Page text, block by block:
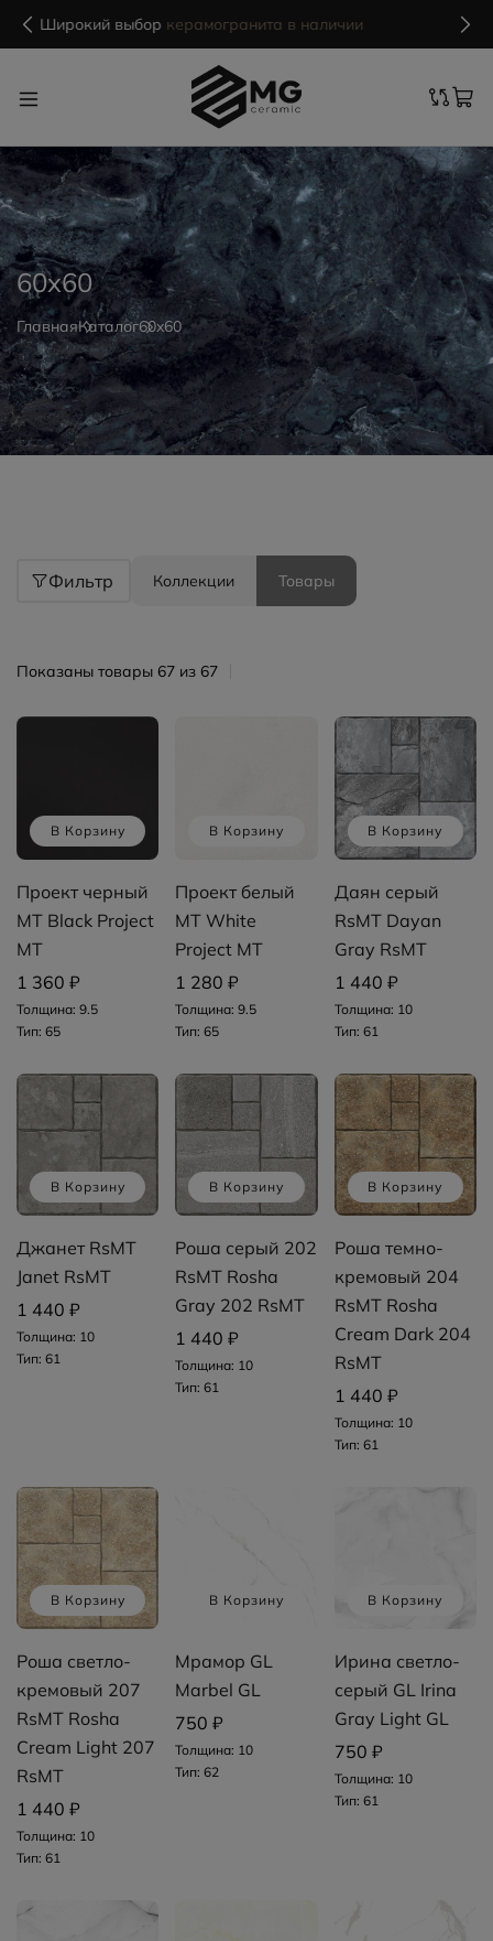
MG Ceramic- делаем красиво надолго
60x60
ГлавнаяКаталог60x60
Фильтр Коллекции Товары
Показаны товары 67 из 67
В Корзину
Проект черный
MT Black Project
MT
1 360 ₽
Толщина: 9.5
Тип: 65
В Корзину
Проект белый
MT White
Project MT
1 280 ₽
Толщина: 9.5
Тип: 65
В Корзину
Даян серый
RsMT Dayan
Gray RsMT
1 440 ₽
Толщина: 10
Тип: 61
В Корзину
Джанет RsMT
Janet RsMT
1 440 ₽
Толщина: 10
Тип: 61
В Корзину
Роша серый 202
RsMT Rosha
Gray 202 RsMT
1 440 ₽
Толщина: 10
Тип: 61
В Корзину
Роша темно-
кремовый 204
RsMT Rosha
Cream Dark 204
RsMT
1 440 ₽
Толщина: 10
Тип: 61
В Корзину
Роша светло-
кремовый 207
RsMT Rosha
Cream Light 207
RsMT
1 440 ₽
Толщина: 10
Тип: 61
В Корзину
Мрамор GL
Marbel GL
750 ₽
Толщина: 10
Тип: 62
В Корзину
Ирина светло-
серый GL Irina
Gray Light GL
750 ₽
Толщина: 10
Тип: 61